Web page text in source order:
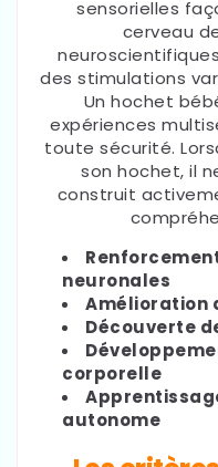
sensorielles
cerveau
des stimulations
Un hochet
expériences
toute sécurité.
son hochet, il
construit
neuronales
Amélioration
Découverte
corporelle
autonome